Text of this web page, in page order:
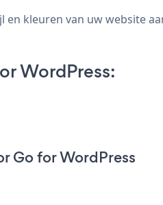
kleuren van uw website
WordPress:
Go for WordPress